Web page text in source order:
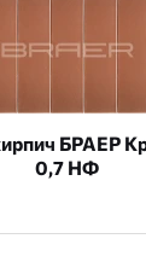
БРАЕР
0,7 НФ